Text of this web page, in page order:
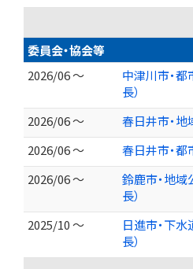
委員会・協会等
2026/06 ～
中津川市・
長）
2026/06 ～
春日井市・
2026/06 ～
春日井市・
2026/06 ～
鈴鹿市・地
長）
2025/10 ～
日進市・下
長）